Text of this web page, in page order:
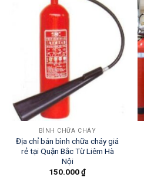
BÌNH CHỮA CHÁY
Địa chỉ bán bình chữa cháy giá
rẻ tại Quận Bắc Từ Liêm Hà
Nội
150.000₫